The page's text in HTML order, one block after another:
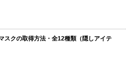
スクの取得方法・全12種類（隠しアイテ